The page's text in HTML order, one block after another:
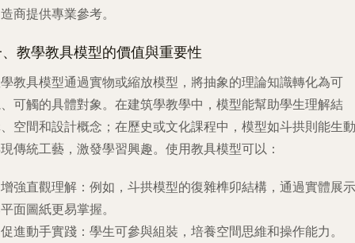
商提供專業參考。
教學教具模型的價值與重要性
教具模型通過實物或縮放模型，將抽象的理論知識轉化為可
可觸的具體對象。在建筑學教學中，模型能幫助學生理解結
空間和設計概念；在歷史或文化課程中，模型如斗拱則能生動
傳統工藝，激發學習興趣。使用教具模型可以：
增強直觀理解 ：例如，斗拱模型的復雜榫卯結構，通過實體展示
面圖紙更易掌握。
促進動手實踐 ：學生可參與組裝，培養空間思維和操作能力。